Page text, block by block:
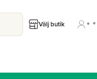
Välj butik